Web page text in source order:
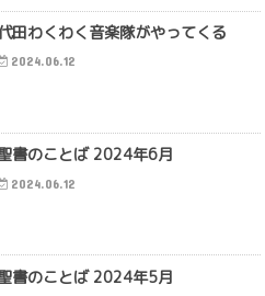
田わくわく音楽隊がやってくる
2024.06.12
書のことば 2024年6月
2024.06.12
書のことば 2024年5月